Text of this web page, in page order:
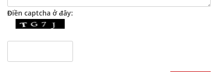
Điền captcha ở đây: